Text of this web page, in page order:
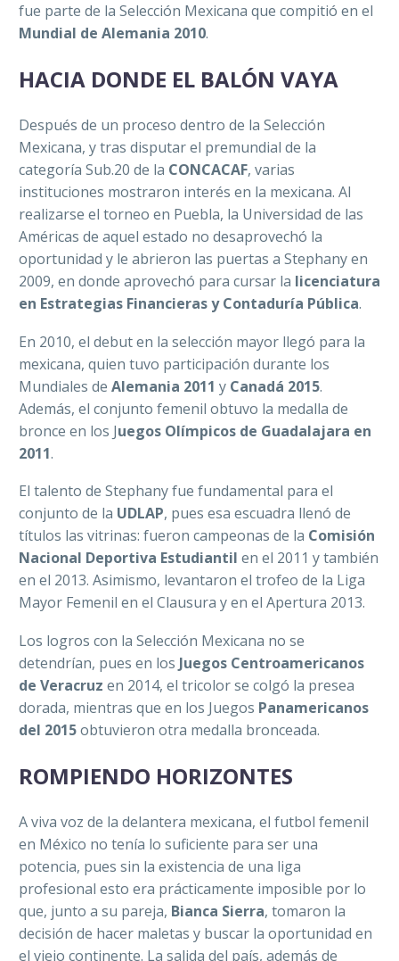
fue parte de la Selección Mexicana que compitió en el
Mundial de Alemania 2010.
HACIA DONDE EL BALÓN VAYA
Después de un proceso dentro de la Selección
Mexicana, y tras disputar el premundial de la
categoría Sub.20 de la CONCACAF, varias
instituciones mostraron interés en la mexicana. Al
realizarse el torneo en Puebla, la Universidad de las
Américas de aquel estado no desaprovechó la
oportunidad y le abrieron las puertas a Stephany en
2009, en donde aprovechó para cursar la licenciatura
en Estrategias Financieras y Contaduría Pública.
En 2010, el debut en la selección mayor llegó para la
mexicana, quien tuvo participación durante los
Mundiales de Alemania 2011 y Canadá 2015.
Además, el conjunto femenil obtuvo la medalla de
bronce en los Juegos Olímpicos de Guadalajara en
2011.
El talento de Stephany fue fundamental para el
conjunto de la UDLAP, pues esa escuadra llenó de
títulos las vitrinas: fueron campeonas de la Comisión
Nacional Deportiva Estudiantil en el 2011 y también
en el 2013. Asimismo, levantaron el trofeo de la Liga
Mayor Femenil en el Clausura y en el Apertura 2013.
Los logros con la Selección Mexicana no se
detendrían, pues en los Juegos Centroamericanos
de Veracruz en 2014, el tricolor se colgó la presea
dorada, mientras que en los Juegos Panamericanos
del 2015obtuvieron otra medalla bronceada.
ROMPIENDO HORIZONTES
A viva voz de la delantera mexicana, el futbol femenil
en México no tenía lo suficiente para ser una
potencia, pues sin la existencia de una liga
profesional esto era prácticamente imposible por lo
que, junto a su pareja, Bianca Sierra, tomaron la
decisión de hacer maletas y buscar la oportunidad en
el viejo continente. La salida del país, además de